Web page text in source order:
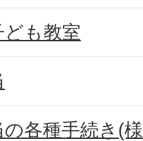
ども教室
の各種手続き(